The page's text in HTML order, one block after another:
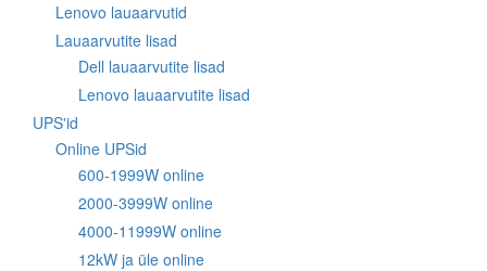
Lenovo lauaarvutid
Lauaarvutite lisad
Dell lauaarvutite lisad
Lenovo lauaarvutite lisad
UPS'id
Online UPSid
600-1999W online
2000-3999W online
4000-11999W online
12kW ja üle online